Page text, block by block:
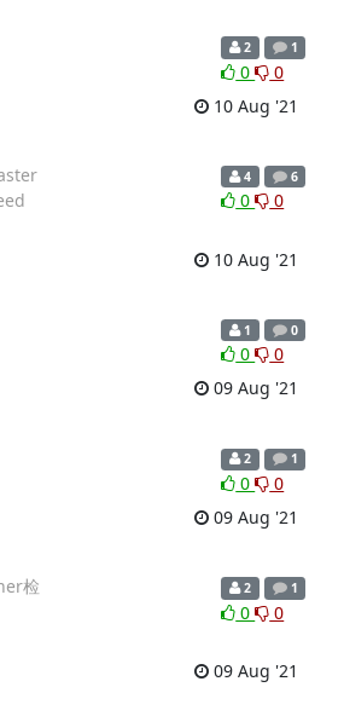
2 1
0
0
10 Aug '21
4 6
0 0
10 Aug '21
1 0
0
0
09 Aug '21
2 1
0
0
09 Aug '21
检
2 1
0 0
09 Aug '21